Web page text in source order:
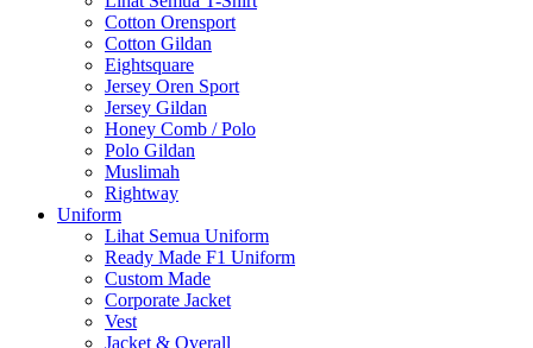
Cotton Orensport
Cotton Gildan
Eightsquare
Jersey Oren Sport
Jersey Gildan
Honey Comb / Polo
Polo Gildan
Muslimah
Rightway
Uniform
Lihat Semua Uniform
Ready Made F1 Uniform
Custom Made
Corporate Jacket
Vest
Jacket & Overall